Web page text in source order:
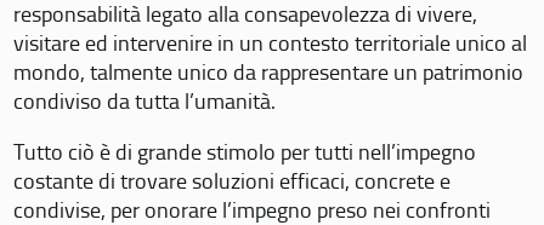
responsabilità legato alla consapevolezza di vivere,
visitare ed intervenire in un contesto territoriale unico al
mondo, talmente unico da rappresentare un patrimonio
condiviso da tutta l’umanità.
Tutto ciò è di grande stimolo per tutti nell’impegno
costante di trovare soluzioni efficaci, concrete e
condivise, per onorare l’impegno preso nei confronti